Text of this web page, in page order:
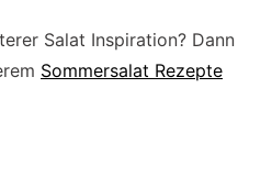
Salat Inspiration? Dann
Sommersalat Rezepte